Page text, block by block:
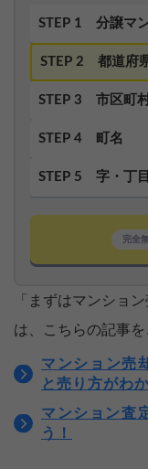
STEP 1 分譲マ
STEP 2 都道府
STEP 3 市区町
STEP 4 町名
STEP 5 字・丁目
完全
「まずはマンショ
は、こちらの記事を
マンション売
と売り方がわ
マンション査
う！